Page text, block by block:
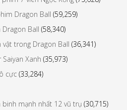
Dragon Ball (59,259)
Ball (58,340)
trong Dragon Ball (36,341)
Xanh (35,973)
cực (33,284)
binh mạnh nhất 12 vũ trụ (30,715)